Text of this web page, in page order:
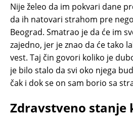
Nije želeo da im pokvari dane
da ih natovari strahom pre
Beograd. Smatrao je da će im
zajedno, jer je znao da će tako
vest. Taj čin govori koliko je
je bilo stalo da svi oko njega
čak i dok se on sam borio sa
Zdravstveno stanje